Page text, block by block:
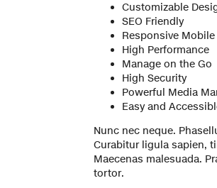
Customizable
SEO Friendly
Responsive Mobile
High Performance
Manage on the Go
High Security
Powerful Media
Easy and
Nunc nec neque.
Curabitur ligula sapien,
Maecenas malesuada.
tortor.